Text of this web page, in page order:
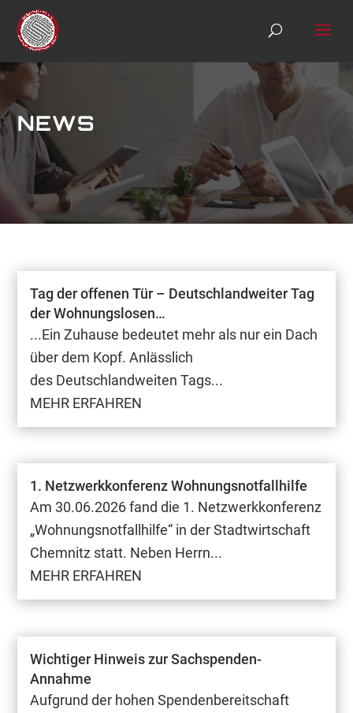
t
o
o
n
NEWS
Tag der offenen Tür – Deutschlandweiter Tag
der Wohnungslosen…
...Ein Zuhause bedeutet mehr als nur ein Dach
über dem Kopf. Anlässlich
des Deutschlandweiten Tags...
MEHR ERFAHREN
1. Netzwerkkonferenz Wohnungsnotfallhilfe
Am 30.06.2026 fand die 1. Netzwerkkonferenz
„Wohnungsnotfallhilfe“ in der Stadtwirtschaft
Chemnitz statt. Neben Herrn...
MEHR ERFAHREN
Wichtiger Hinweis zur Sachspenden-
Annahme
Aufgrund der hohen Spendenbereitschaft